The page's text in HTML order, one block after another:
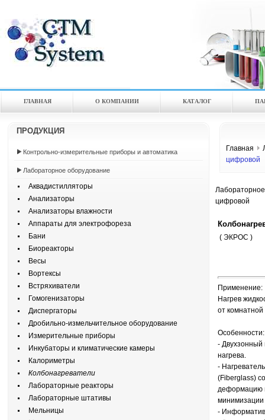
ГЛАВНАЯ О КОМПАНИИ КАТАЛOГ
ПРОДУКЦИЯ
Контрольно-измерительные приборы и автоматика
Лабораторное оборудование
Аквадистилляторы
Анализаторы
Анализаторы влажности
Аппараты для электрофореза
Бани
Биореакторы
Весы
Вортексы
Встряхиватели
Гомогенизаторы
Диспергаторы
Дробильно-измельчительное оборудование
Измерительные приборы
Инкубаторы и климатические камеры
Калориметры
Колбонагреватели
Лабораторные реакторы
Лабораторные штативы
Мельницы
Главная
цифровой
цифровой
( ЭКРОС )
Применение:
Нагрев
от
- Двухзонный
нагрева.
-
(Fiberglass)
деформацию
минимизации
-